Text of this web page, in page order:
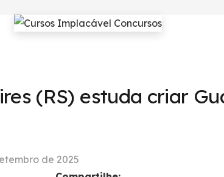
(RS) estuda criar
de 2025